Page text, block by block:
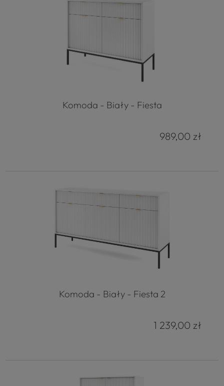
Komoda - Biały - Fiesta
989,00 zł
Komoda - Biały - Fiesta 2
1 239,00 zł